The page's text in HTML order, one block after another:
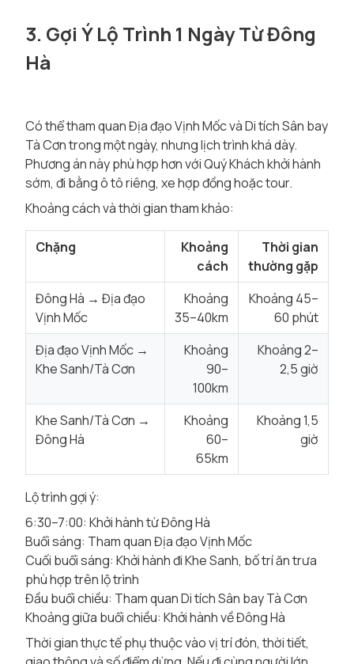
3. Gợi Ý Lộ Trình 1 Ngày Từ Đông
Hà
Có thể tham quan Địa đạo Vịnh Mốc và Di tích Sân bay
Tà Cơn trong một ngày, nhưng lịch trình khá dày.
Phương án này phù hợp hơn với Quý Khách khởi hành
sớm, đi bằng ô tô riêng, xe hợp đồng hoặc tour.
Khoảng cách và thời gian tham khảo:
Chặng
Khoảng
cách
Thời gian
thường gặp
Đông Hà → Địa đạo
Vịnh Mốc
Khoảng
35–40km
Khoảng 45–
60 phút
Địa đạo Vịnh Mốc →
Khe Sanh/Tà Cơn
Khoảng
90–
100km
Khoảng 2–
2,5 giờ
Khe Sanh/Tà Cơn →
Đông Hà
Khoảng
60–
65km
Khoảng 1,5
giờ
Lộ trình gợi ý:
6:30–7:00: Khởi hành từ Đông Hà
Buổi sáng: Tham quan Địa đạo Vịnh Mốc
Cuối buổi sáng: Khởi hành đi Khe Sanh, bố trí ăn trưa
phù hợp trên lộ trình
Đầu buổi chiều: Tham quan Di tích Sân bay Tà Cơn
Khoảng giữa buổi chiều: Khởi hành về Đông Hà
Thời gian thực tế phụ thuộc vào vị trí đón, thời tiết,